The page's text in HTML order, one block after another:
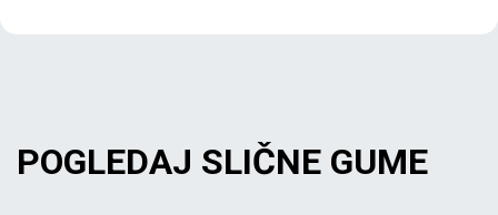
POGLEDAJ SLIČNE GUME